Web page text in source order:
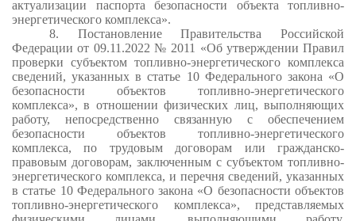
актуализации паспорта безопасности объекта топливно-
энергетического комплекса».
8. Постановление Правительства Российской
Федерации от 09.11.2022 № 2011 «Об утверждении Правил
проверки субъектом топливно-энергетического комплекса
сведений, указанных в статье 10 Федерального закона «О
безопасности объектов топливно-энергетического
комплекса», в отношении физических лиц, выполняющих
работу, непосредственно связанную с обеспечением
безопасности объектов топливно-энергетического
комплекса, по трудовым договорам или гражданско-
правовым договорам, заключенным с субъектом топливно-
энергетического комплекса, и перечня сведений, указанных
в статье 10 Федерального закона «О безопасности объектов
топливно-энергетического комплекса», представляемых